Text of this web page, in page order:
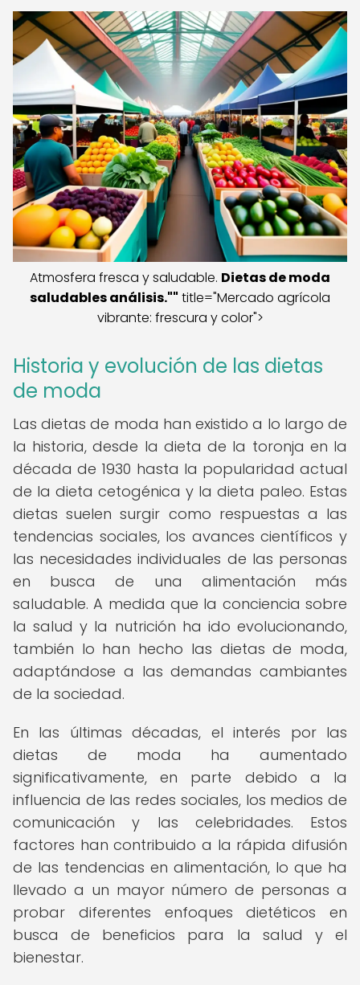
Atmosfera fresca y saludable. Dietas de moda
saludables análisis."" title="Mercado agrícola
vibrante: frescura y color">
Historia y evolución de las dietas
de moda
Las dietas de moda han existido a lo largo de
la historia, desde la dieta de la toronja en la
década de 1930 hasta la popularidad actual
de la dieta cetogénica y la dieta paleo. Estas
dietas suelen surgir como respuestas a las
tendencias sociales, los avances científicos y
las necesidades individuales de las personas
en busca de una alimentación más
saludable. A medida que la conciencia sobre
la salud y la nutrición ha ido evolucionando,
también lo han hecho las dietas de moda,
adaptándose a las demandas cambiantes
de la sociedad.
En las últimas décadas, el interés por las
dietas de moda ha aumentado
significativamente, en parte debido a la
influencia de las redes sociales, los medios de
comunicación y las celebridades. Estos
factores han contribuido a la rápida difusión
de las tendencias en alimentación, lo que ha
llevado a un mayor número de personas a
probar diferentes enfoques dietéticos en
busca de beneficios para la salud y el
bienestar.